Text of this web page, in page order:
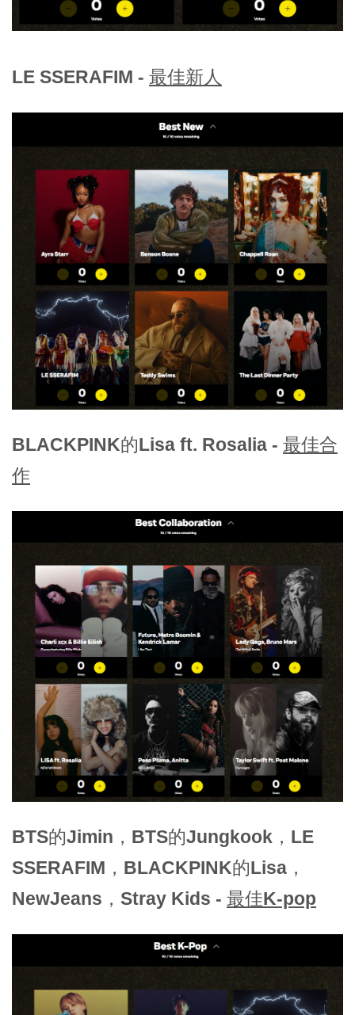
LE SSERAFIM - 最佳新人
BLACKPINK的Lisa ft. Rosalia - 最佳合
作
BTS的Jimin，BTS的Jungkook，LE
SSERAFIM，BLACKPINK的Lisa，
NewJeans，Stray Kids - 最佳K-pop